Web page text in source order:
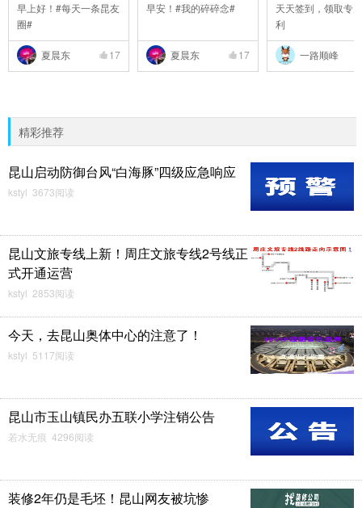
早上好！#每天一条昆友
圈#
夏晨东 17
早安！#我的碎碎念#
夏晨东 17
天天签到，领取专
利
一路顺峰
精彩推荐
昆山启动防御台风“白海豚”四级应急响应
kstyl 3673阅读
昆山文旅专线上新！周庄文旅专线2号线正
式开通运营
kstyl 2853阅读
今天，去昆山奥体中心的注意了！
kstyl 5117阅读
昆山市玉山镇民办五联小学注销公告
若水无痕 4296阅读
装修2年仍是毛坯！昆山网友被坑惨